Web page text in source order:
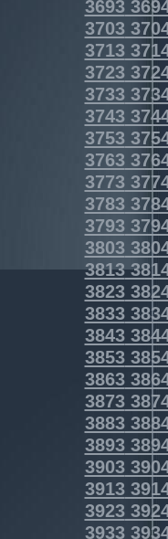
3693
3703
3713
3723
3733
3743
3753
3763
3773
3783
3793
3803
3813
3823
3833
3843
3853
3863
3873
3883
3893
3903
3913
3923
3933